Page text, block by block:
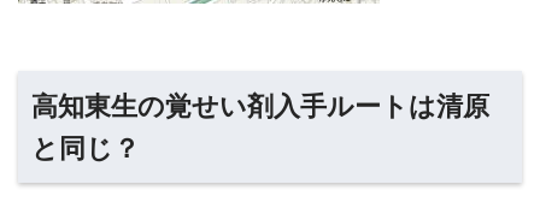
高知東生の覚せい剤入手ルートは清原
と同じ？